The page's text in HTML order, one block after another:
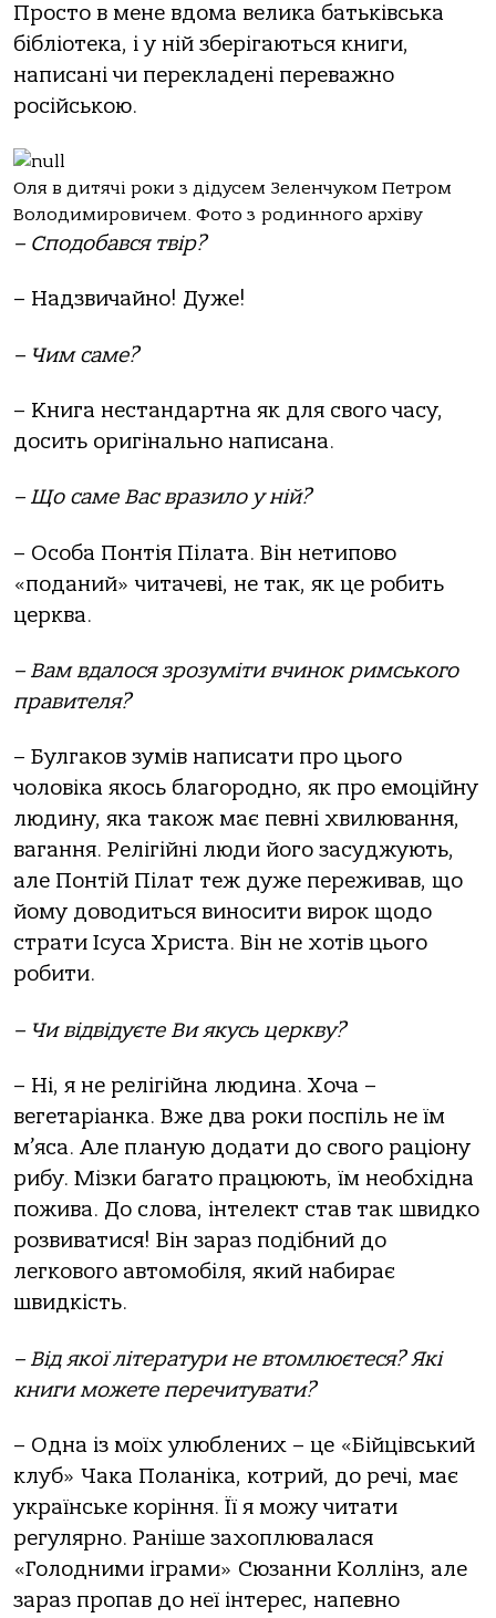
Просто в мене вдома велика батьківська
бібліотека, і у ній зберігаються книги,
написані чи перекладені переважно
російською.
Оля в дитячі роки з дідусем Зеленчуком Петром
Володимировичем. Фото з родинного архіву
– Сподобався твір?
– Надзвичайно! Дуже!
– Чим саме?
– Книга нестандартна як для свого часу,
досить оригінально написана.
– Що саме Вас вразило у ній?
– Особа Понтія Пілата. Він нетипово
«поданий» читачеві, не так, як це робить
церква.
– Вам вдалося зрозуміти вчинок римського
правителя?
– Булгаков зумів написати про цього
чоловіка якось благородно, як про емоційну
людину, яка також має певні хвилювання,
вагання. Релігійні люди його засуджують,
але Понтій Пілат теж дуже переживав, що
йому доводиться виносити вирок щодо
страти Ісуса Христа. Він не хотів цього
робити.
– Чи відвідуєте Ви якусь церкву?
– Ні, я не релігійна людина. Хоча –
вегетаріанка. Вже два роки поспіль не їм
м’яса. Але планую додати до свого раціону
рибу. Мізки багато працюють, їм необхідна
пожива. До слова, інтелект став так швидко
розвиватися! Він зараз подібний до
легкового автомобіля, який набирає
швидкість.
– Від якої літератури не втомлюєтеся? Які
книги можете перечитувати?
– Одна із моїх улюблених – це «Бійцівський
клуб» Чака Поланіка, котрий, до речі, має
українське коріння. Її я можу читати
регулярно. Раніше захоплювалася
«Голодними іграми» Сюзанни Коллінз, але
зараз пропав до неї інтерес, напевно